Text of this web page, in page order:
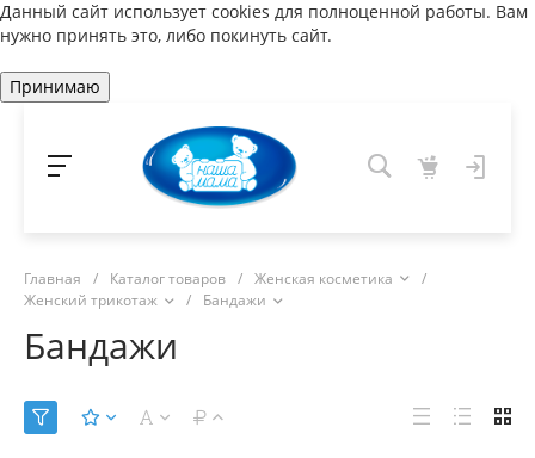
Данный сайт использует cookies для полноценной работы. Вам
нужно принять это, либо покинуть сайт.
Принимаю
Главная / Каталог товаров / Женская косметика
/
Женский трикотаж
/ Бандажи
Бандажи